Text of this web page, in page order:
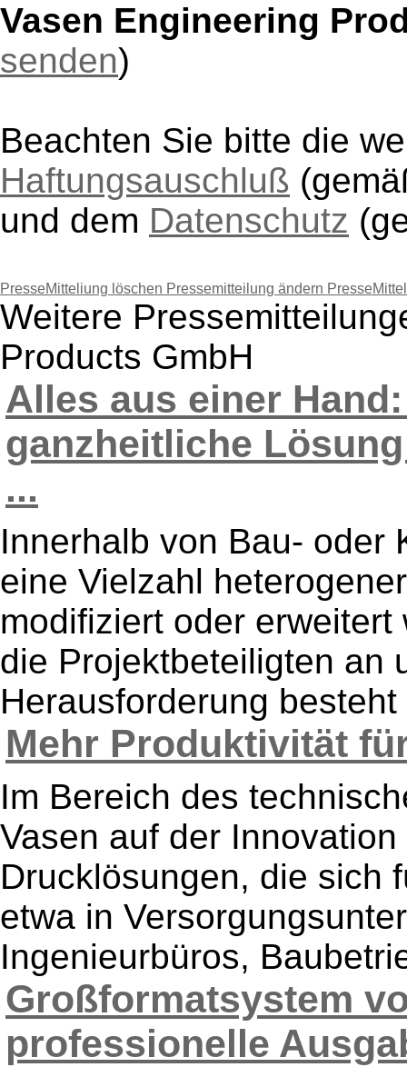
Vasen Engineering
senden)
Beachten Sie bitte die
Haftungsauschluß
und dem Datenschutz
PresseMitteliung löschen Pressemitteilung ändern
Weitere
Products GmbH
Alles aus einer
ganzheitliche
...
Innerhalb von Bau- oder
eine Vielzahl
modifiziert oder
die Projektbeteiligten an
Herausforderung
Mehr Produktivität
Im Bereich des
Vasen auf der
Drucklösungen, die sich
etwa in
Ingenieurbüros,
Großformatsystem
professionelle